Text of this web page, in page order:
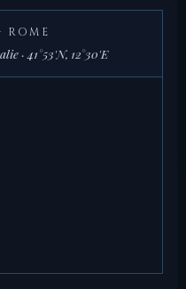
ROME
· 41°53'N, 12°30'E